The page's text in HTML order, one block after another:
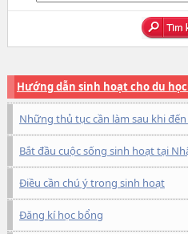
Hướng dẫn sinh hoạt cho du
Những thủ tục cần làm sau khi
Bắt đầu cuộc sống sinh hoạt tại
Điều cần chú ý trong sinh hoạt
Đăng kí học bổng